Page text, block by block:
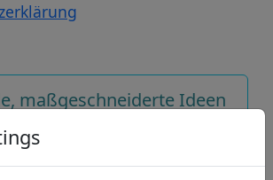
maßgeschneiderte Ideen
Produkt Sie sich
Bei Steinmann-Fensterbau